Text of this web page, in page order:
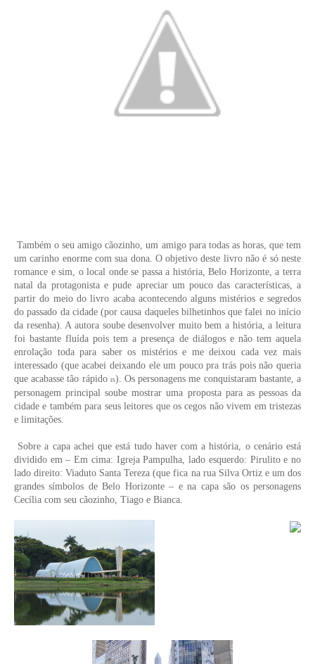
Também o seu amigo cãozinho, um amigo para todas as horas, que tem
um carinho enorme com sua dona. O objetivo deste livro não é só neste
romance e sim, o local onde se passa a história, Belo Horizonte, a terra
natal da protagonista e pude apreciar um pouco das características, a
partir do meio do livro acaba acontecendo alguns mistérios e segredos
do passado da cidade (por causa daqueles bilhetinhos que falei no início
da resenha). A autora soube desenvolver muito bem a história, a leitura
foi bastante fluída pois tem a presença de diálogos e não tem aquela
enrolação toda para saber os mistérios e me deixou cada vez mais
interessado (que acabei deixando ele um pouco pra trás pois não queria
que acabasse tão rápido rs). Os personagens me conquistaram bastante, a
personagem principal soube mostrar uma proposta para as pessoas da
cidade e também para seus leitores que os cegos não vivem em tristezas
e limitações.
Sobre a capa achei que está tudo haver com a história, o cenário está
dividido em – Em cima: Igreja Pampulha, lado esquerdo: Pirulito e no
lado direito: Viaduto Santa Tereza (que fica na rua Silva Ortiz e um dos
grandes símbolos de Belo Horizonte – e na capa são os personagens
Cecília com seu cãozinho, Tiago e Bianca.